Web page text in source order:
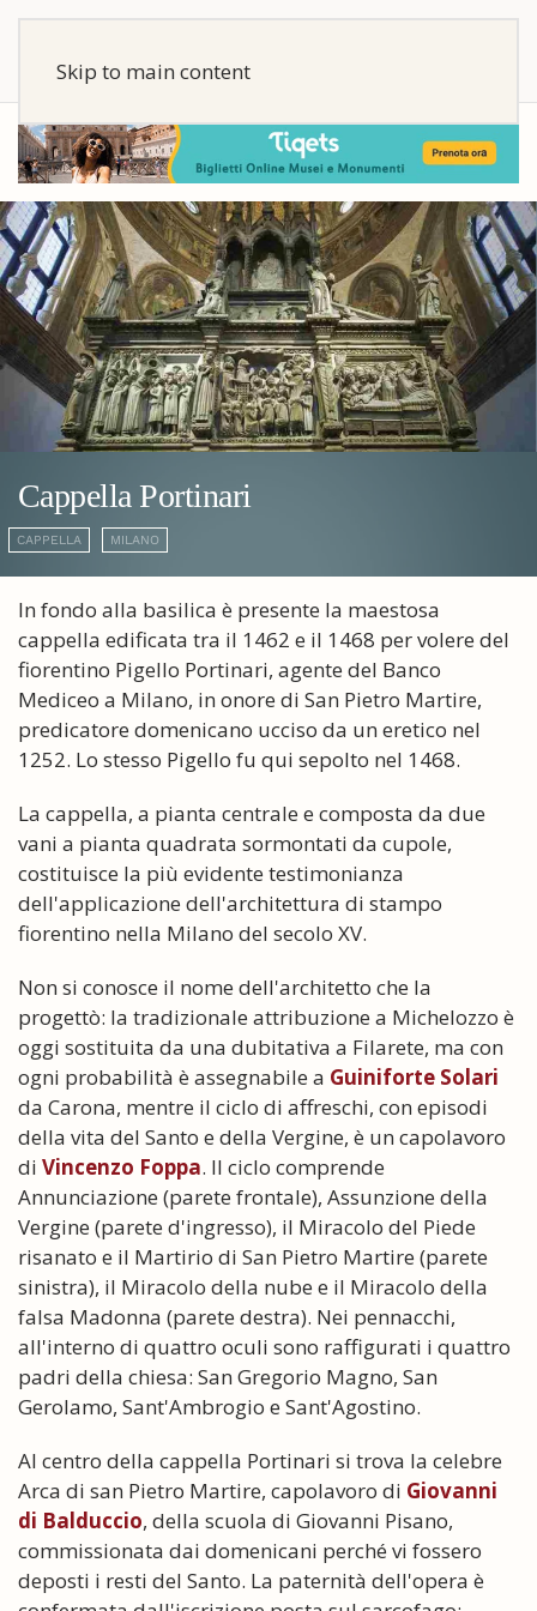
Skip to main content
Cappella Portinari
CAPPELLA MILANO
In fondo alla basilica è presente la maestosa
cappella edificata tra il 1462 e il 1468 per volere del
fiorentino Pigello Portinari, agente del Banco
Mediceo a Milano, in onore di San Pietro Martire,
predicatore domenicano ucciso da un eretico nel
1252. Lo stesso Pigello fu qui sepolto nel 1468.
La cappella, a pianta centrale e composta da due
vani a pianta quadrata sormontati da cupole,
costituisce la più evidente testimonianza
dell'applicazione dell'architettura di stampo
fiorentino nella Milano del secolo XV.
Non si conosce il nome dell'architetto che la
progettò: la tradizionale attribuzione a Michelozzo è
oggi sostituita da una dubitativa a Filarete, ma con
ogni probabilità è assegnabile a Guiniforte Solari
da Carona, mentre il ciclo di affreschi, con episodi
della vita del Santo e della Vergine, è un capolavoro
di Vincenzo Foppa. Il ciclo comprende
Annunciazione (parete frontale), Assunzione della
Vergine (parete d'ingresso), il Miracolo del Piede
risanato e il Martirio di San Pietro Martire (parete
sinistra), il Miracolo della nube e il Miracolo della
falsa Madonna (parete destra). Nei pennacchi,
all'interno di quattro oculi sono raffigurati i quattro
padri della chiesa: San Gregorio Magno, San
Gerolamo, Sant'Ambrogio e Sant'Agostino.
Al centro della cappella Portinari si trova la celebre
Arca di san Pietro Martire, capolavoro di Giovanni
di Balduccio, della scuola di Giovanni Pisano,
commissionata dai domenicani perché vi fossero
deposti i resti del Santo. La paternità dell'opera è